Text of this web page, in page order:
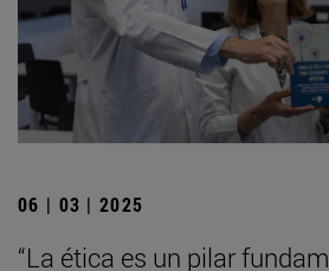
06 | 03 | 2025
“La ética es un pilar